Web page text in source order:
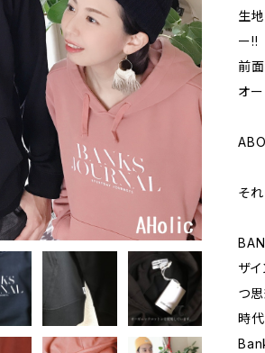
生
ー!!
前
オ
そ
ザ
つ
時